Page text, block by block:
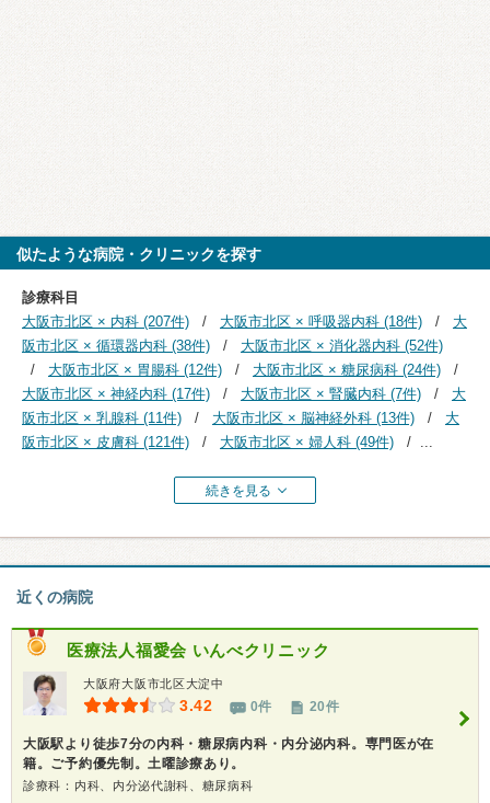
似たような病院・クリニックを探す
診療科目
大阪市北区 × 内科 (207件)
大阪市北区 × 呼吸器内科 (18件)
大
阪市北区 × 循環器内科 (38件)
大阪市北区 × 消化器内科 (52件)
大阪市北区 × 胃腸科 (12件)
大阪市北区 × 糖尿病科 (24件)
大阪市北区 × 神経内科 (17件)
大阪市北区 × 腎臓内科 (7件)
大
阪市北区 × 乳腺科 (11件)
大阪市北区 × 脳神経外科 (13件)
大
阪市北区 × 皮膚科 (121件)
大阪市北区 × 婦人科 (49件) ...
続きを見る
近くの病院
医療法人福愛会 いんべクリニック
大阪府大阪市北区大淀中
3.42 0件 20件
大阪駅より徒歩7分の内科・糖尿病内科・内分泌内科。専門医が在
籍。ご予約優先制。土曜診療あり。
診療科：内科、内分泌代謝科、糖尿病科